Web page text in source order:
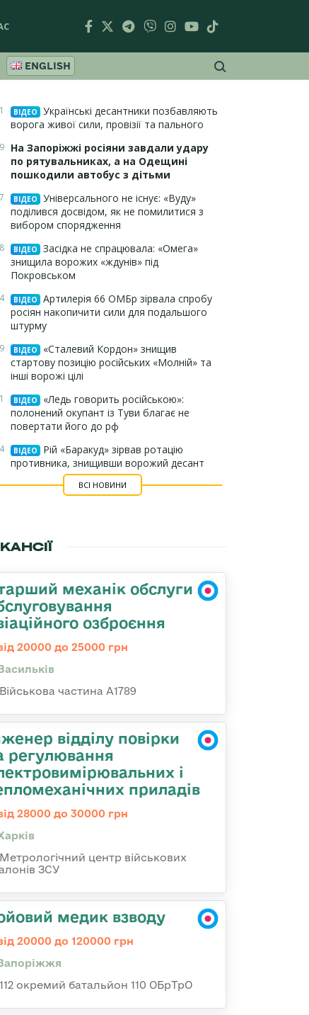
ENGLISH
ВІДЕО
Українські десантники позбавляють
ворога живої сили, провізії та пального
На Запоріжжі росіяни завдали удару
по рятувальниках, а на Одещині
пошкодили автобус з дітьми
ВІДЕО
Універсального не існує: «Вуду»
поділився досвідом, як не помилитися з
вибором спорядження
ВІДЕО
Засідка не спрацювала: «Омега»
знищила ворожих «ждунів» під
Покровськом
ВІДЕО
Артилерія 66 ОМБр зірвала спробу
росіян накопичити сили для подальшого
штурму
ВІДЕО
«Сталевий Кордон» знищив
стартову позицію російських «Молній» та
інші ворожі цілі
ВІДЕО
«Ледь говорить російською»:
полонений окупант із Туви благає не
повертати його до рф
ВІДЕО
Рій «Баракуд» зірвав ротацію
противника, знищивши ворожий десант
ВСІ НОВИНИ
механік обслуги
озброєння
20000 до 25000 грн
Військова частина А1789
відділу повірки
регулювання
і
приладів
28000 до 30000 грн
Метрологічний центр військових
ЗСУ
медик взводу
20000 до 120000 грн
112 окремий батальйон 110 ОБрТрО